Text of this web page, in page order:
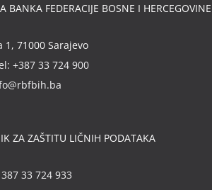
BANKA FEDERACIJE BOSNE I HERCEGOVINE
1, 71000 Sarajevo
+387 33 724 900
ZA ZAŠTITU LIČNIH PODATAKA
33 724 933